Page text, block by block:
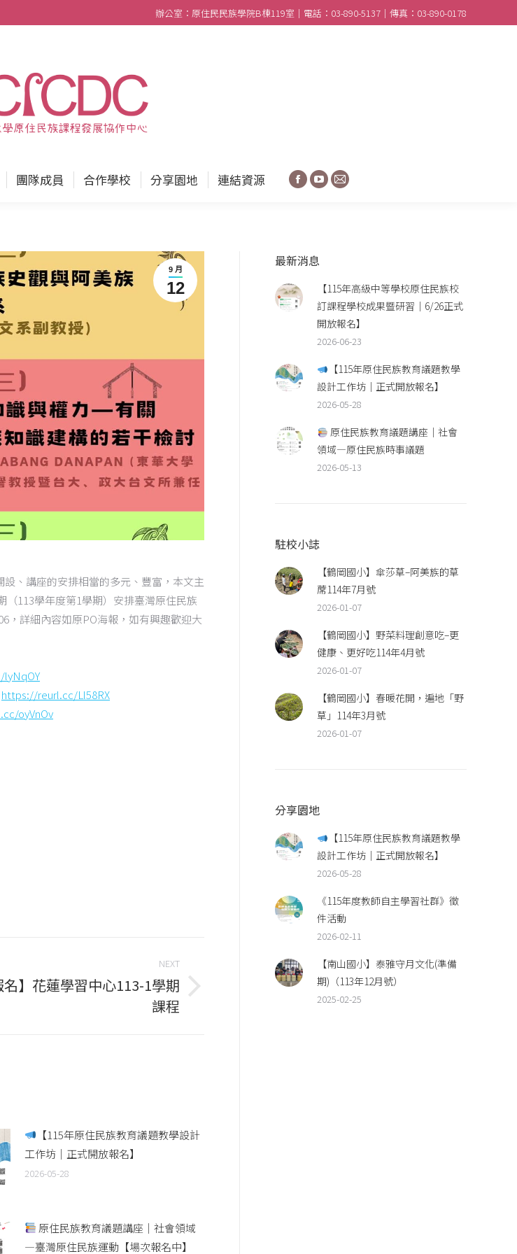
辦公室：原住民民族學院B棟119室｜電話：03-890-5137｜傳真：03-890-0178
團隊成員 合作學校 分享園地 連結資源 Facebook
YouTube
Mail
9 月
12
、講座的安排相當的多元、豐富，本文主
（113學年度第1學期）安排臺灣原住民族
，詳細內容如原PO海報，如有興趣歡迎大
https://reurl.cc/Ll58RX
oyVnOv
NEXT
名】花蓮學習中心113-1學期
課程
【115年原住民族教育議題教學設計
工作坊｜正式開放報名】
2026-05-28
原住民族教育議題講座｜社會領域
—臺灣原住民族運動【場次報名中】
最新消息
【115年高級中等學校原住民族校
訂課程學校成果暨研習｜6/26正式
開放報名】
2026-06-23
【115年原住民族教育議題教學
設計工作坊｜正式開放報名】
2026-05-28
原住民族教育議題講座｜社會
領域—原住民族時事議題
2026-05-13
駐校小誌
【鶴岡國小】傘莎草–阿美族的草
蓆114年7月號
2026-01-07
【鶴岡國小】野菜料理創意吃–更
健康、更好吃114年4月號
2026-01-07
【鶴岡國小】春暖花開，遍地「野
草」114年3月號
2026-01-07
分享園地
【115年原住民族教育議題教學
設計工作坊｜正式開放報名】
2026-05-28
《115年度教師自主學習社群》徵
件活動
2026-02-11
【南山國小】泰雅守月文化(準備
期)（113年12月號）
2025-02-25
活動訊息 專案計畫 團隊成員 合作學校 分享園地 連結資源